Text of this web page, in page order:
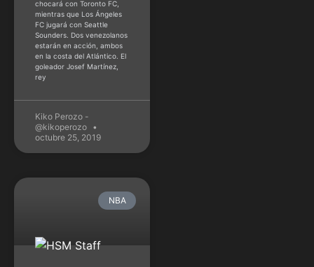
chocará con Toronto FC,
mientras que Los Ángeles
FC jugará con Seattle
Sounders. Dos venezolanos
estarán en acción, ambos
en la costa del Atlántico. El
goleador Josef Martínez,
rey
Kiko Perozo -
@kikoperozo
octubre 25, 2019
NBA